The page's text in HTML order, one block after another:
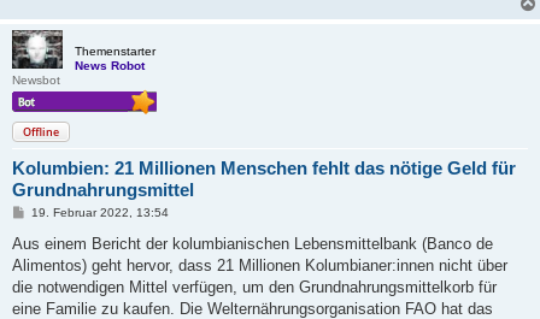
Themenstarter
News Robot
Newsbot
Offline
Kolumbien: 21 Millionen Menschen fehlt das nötige Geld für
Grundnahrungsmittel
B
r
a
19. Februar 2022, 13:54
Aus einem Bericht der kolumbianischen Lebensmittelbank (Banco de
Alimentos) geht hervor, dass 21 Millionen Kolumbianer:innen nicht über
die notwendigen Mittel verfügen, um den Grundnahrungsmittelkorb für
eine Familie zu kaufen. Die Welternährungsorganisation FAO hat das